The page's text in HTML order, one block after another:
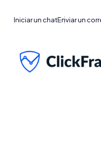
Iniciar un chatEnviar un